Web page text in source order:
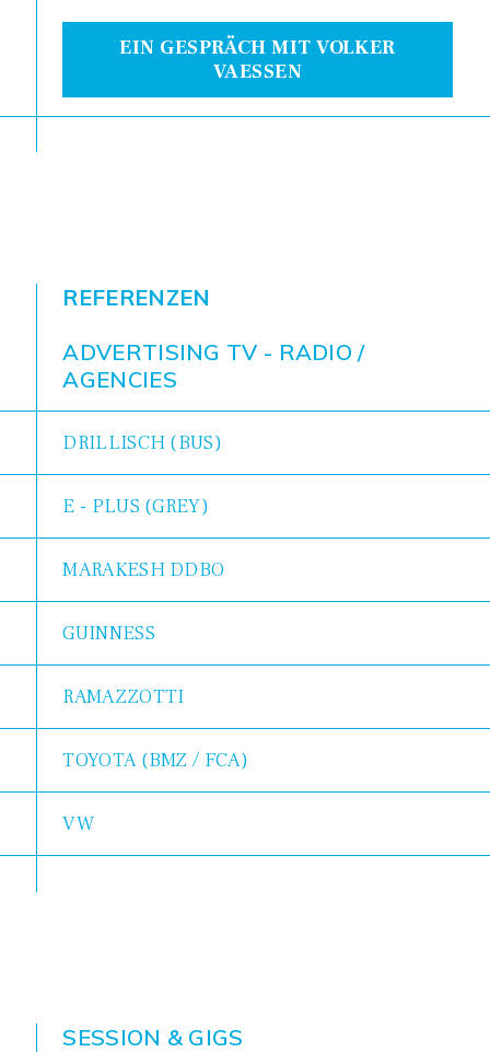
EIN GESPRÄCH MIT VOLKER
VAESSEN
REFERENZEN
ADVERTISING TV - RADIO /
AGENCIES
DRILLISCH (BUS)
E - PLUS (GREY)
MARAKESH DDBO
GUINNESS
RAMAZZOTTI
TOYOTA (BMZ / FCA)
VW
SESSION & GIGS